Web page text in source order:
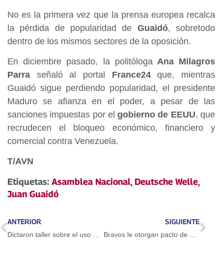
No es la primera vez que la prensa europea recalca
la pérdida de popularidad de Guaidó, sobretodo
dentro de los mismos sectores de la oposición.
En diciembre pasado, la politólogaAna Milagros
Parra señaló al portal France24que, mientras
Guaidó sigue perdiendo popularidad, el presidente
Maduro se afianza en el poder, a pesar de las
sanciones impuestas por elgobierno de EEUU, que
recrudecen el bloqueo económico, financiero y
comercial contra Venezuela.
T/AVN
Etiquetas: Asamblea Nacional, Deutsche Welle,
Juan Guaidó
ANTERIOR SIGUIENTE